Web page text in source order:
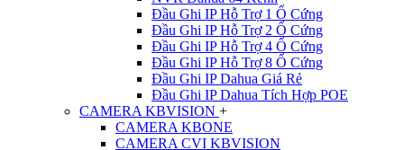
Đầu Ghi IP Hỗ Trợ 1 Ổ Cứng
Đầu Ghi IP Hỗ Trợ 2 Ổ Cứng
Đầu Ghi IP Hỗ Trợ 4 Ổ Cứng
Đầu Ghi IP Hỗ Trợ 8 Ổ Cứng
Đầu Ghi IP Dahua Giá Rẻ
Đầu Ghi IP Dahua Tích Hợp POE
CAMERA KBVISION +
CAMERA KBONE
CAMERA CVI KBVISION